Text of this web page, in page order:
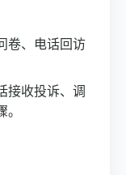
卷、电话回访
接收投诉、调